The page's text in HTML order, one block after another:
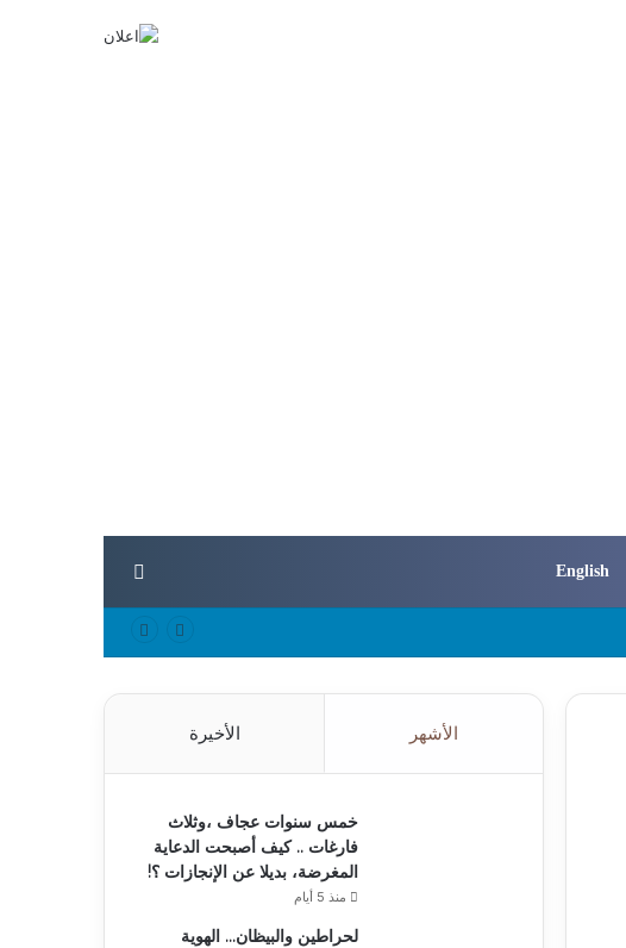
English
الأشهر الأخيرة
خمس سنوات عجاف ،وثلاث
فارغات .. كيف أصبحت الدعاية
المغرضة، بديلا عن الإنجازات ؟!
منذ 5 أيام
لحراطين والبيظان… الهوية